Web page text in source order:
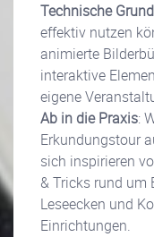
Technische
effektiv nutzen
animierte
interaktive
eigene
Ab in die Praxis:
Erkundungstour
sich inspirieren
& Tricks rund um
Leseecken und
Einrichtungen.